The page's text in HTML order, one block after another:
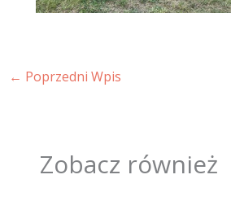
← Poprzedni Wpis
Zobacz również